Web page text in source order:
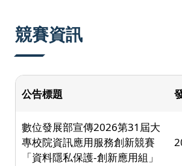
競賽資訊
公告標題
數位發展部宣傳2026第31屆大
專校院資訊應用服務創新競賽
「資料隱私保護-創新應用組」